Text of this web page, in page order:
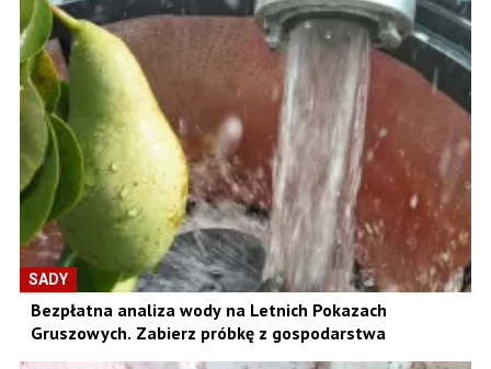
SADY
Bezpłatna analiza wody na Letnich Pokazach
Gruszowych. Zabierz próbkę z gospodarstwa